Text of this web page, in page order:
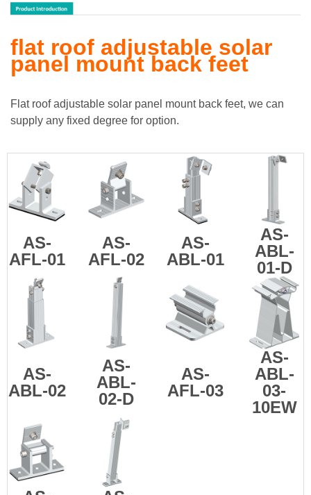
flat roof adjustable solar
panel mount back feet
Flat roof adjustable solar panel mount back feet, we can
supply any fixed degree for option.
AS-
AFL-01
AS-
AFL-02
AS-
ABL-01
AS-
ABL-
01-D
AS-
ABL-02
AS-
ABL-
02-D
AS-
AFL-03
AS-
ABL-
03-
10EW